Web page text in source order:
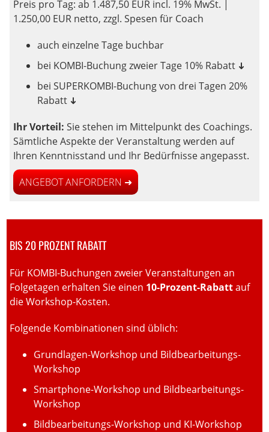
Preis pro Tag: ab 1.487,50 EUR incl. 19% MwSt. |
1.250,00 EUR netto, zzgl. Spesen für Coach
auch einzelne Tage buchbar
bei KOMBI-Buchung zweier Tage 10% Rabatt➜
bei SUPERKOMBI-Buchung von drei Tagen 20%
Rabatt➜
Ihr Vorteil: Sie stehen im Mittelpunkt des Coachings.
Sämtliche Aspekte der Veranstaltung werden auf
Ihren Kenntnisstand und Ihr Bedürfnisse angepasst.
ANGEBOT ANFORDERN ➜
BIS 20 PROZENT RABATT
Für KOMBI-Buchungen zweier Veranstaltungen an
Folgetagen erhalten Sie einen 10-Prozent-Rabattauf
die Workshop-Kosten.
Folgende Kombinationen sind üblich:
Grundlagen-Workshop und Bildbearbeitungs-
Workshop
Smartphone-Workshop und Bildbearbeitungs-
Workshop
Bildbearbeitungs-Workshop und KI-Workshop